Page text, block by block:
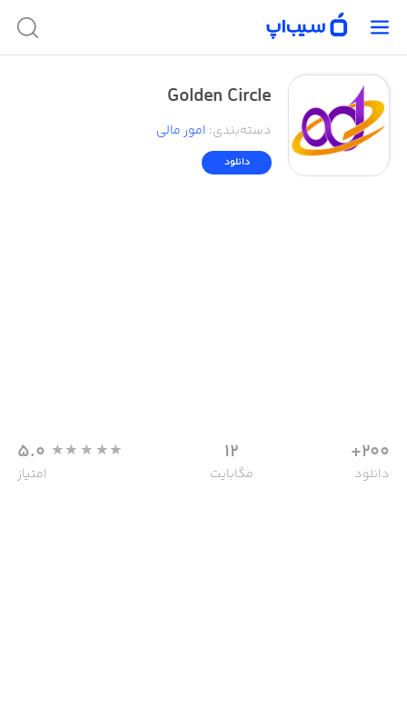
Golden Circle
دسته‌بندی: امور ‌مالی
دانلود
200+
دانلود
12
مگابایت
5.0
امتیاز